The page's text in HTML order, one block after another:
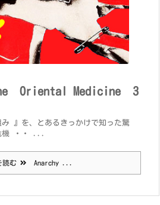
Oriental Medicine 3
み 』を、とあるきっかけで知った驚
機 ・・ ...
読む Anarchy ...